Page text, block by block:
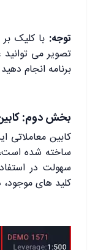
توجه: با کلیک
تصویر می توانید
برنامه انجام
بخش دوم: کابین
کابین معاملاتی
ساخته شده است،
سهولت در
کلید های